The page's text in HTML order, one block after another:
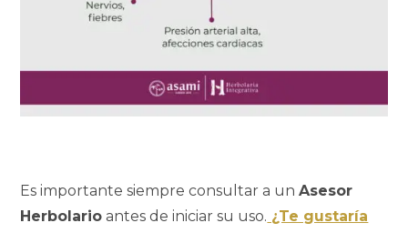
Es importante siempre consultar a unAsesor
Herbolario antes de iniciar su uso. ¿Te gustaría